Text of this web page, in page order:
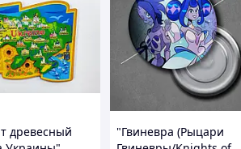
древесный
"Гвиневра (Рыцари